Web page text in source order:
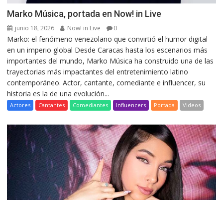
Marko Música, portada en Now! in Live
junio 18, 2026 Now! in Live 0
Marko: el fenómeno venezolano que convirtió el humor digital
en un imperio global Desde Caracas hasta los escenarios más
importantes del mundo, Marko Música ha construido una de las
trayectorias más impactantes del entretenimiento latino
contemporáneo. Actor, cantante, comediante e influencer, su
historia es la de una evolución...
Actores Cantantes Comediantes Influencers Portada Videos